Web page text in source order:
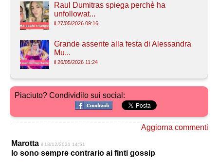
Raul Dumitras spiega perchè ha
unfollowat...
il 27/05/2026 09:16
Grande assente alla festa di Alessandra
Mu...
il 26/05/2026 11:24
Piaciuto? Condividilo sui social:
Aggiorna commenti
Marotta il 18/12/2021 14:51
Io sono sempre contrario ai finti gossip